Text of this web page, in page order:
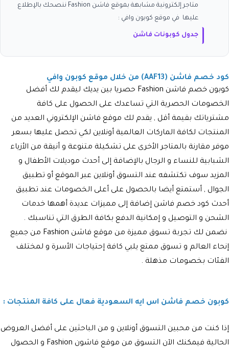
متاجر إلكترونية مشابهة بموقع فاشن Fashion ننصحك بالإطلاع
عليها في موقع كوبون وافي :
جدول كوبونات فاشن
كود خصم فاشن (AAF13) من خلال موقع كوبون وافي
كوبون خصم فاشن Fashion حصريا بين يديك ليقدم لك أفضل
الخصومات الحصرية التي تساعدك على الحصول على كافة
مشترياتك بقيمة أقل , يقدم لك موقع فاشن الإلكتروني العديد من
المنتجات لكافة الماركات العالمية أونلاين لكي تحصل عليها بسعر
موفر مقارنة بالمتاجر الأخرى على تشكيلة متنوعة و أنيقة من الأزياء
الشبابية للنساء و الرجال بالإضافة إلى أحدث موديلات الأطفال و
المزيد سوف تكتشفه عند التسوق أونلاين عبر الموقع أو تطبيق
الجوال , أستمتع أيضا بالحصول على أعلى الخصومات عند تطبيق
أحدث كود خصم فاشن إضافة إلى مميزات عديدة أهمها خدمات
الشحن و التوصيل و إمكانية الدفع بكافة الطرق التي تناسبك .
نضمن لك تجربة تسوق مميزة من موقع فاشن Fashion من جميع
إنحاء العالم و تسوق ممتع يلبي كافة إحتياجات الأسرة و لمختلف
الفئات بخصومات مذهلة .
كوبون خصم فاشن اس ايه السعودية فعال على كافة المنتجات :
إذا كنت من محبين التسوق أونلاين و من الباحثين على أفضل العروض
الحالية فيمكنك الآن التسوق من موقع فاشون Fashion و الحصول